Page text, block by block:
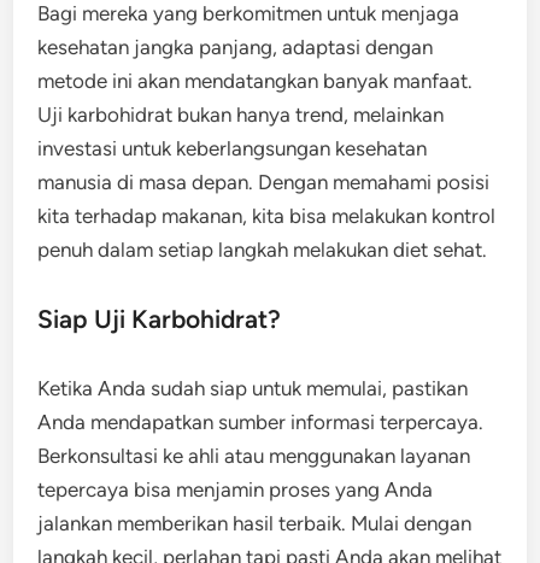
Bagi mereka yang berkomitmen untuk menjaga
kesehatan jangka panjang, adaptasi dengan
metode ini akan mendatangkan banyak manfaat.
Uji karbohidrat bukan hanya trend, melainkan
investasi untuk keberlangsungan kesehatan
manusia di masa depan. Dengan memahami posisi
kita terhadap makanan, kita bisa melakukan kontrol
penuh dalam setiap langkah melakukan diet sehat.
Siap Uji Karbohidrat?
Ketika Anda sudah siap untuk memulai, pastikan
Anda mendapatkan sumber informasi terpercaya.
Berkonsultasi ke ahli atau menggunakan layanan
tepercaya bisa menjamin proses yang Anda
jalankan memberikan hasil terbaik. Mulai dengan
langkah kecil, perlahan tapi pasti Anda akan melihat